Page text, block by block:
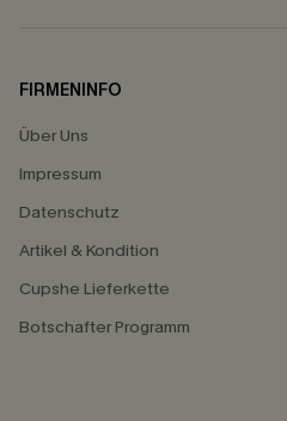
FIRMENINFO
Über Uns
Impressum
Datenschutz
Artikel & Kondition
Cupshe Lieferkette
Botschafter Programm